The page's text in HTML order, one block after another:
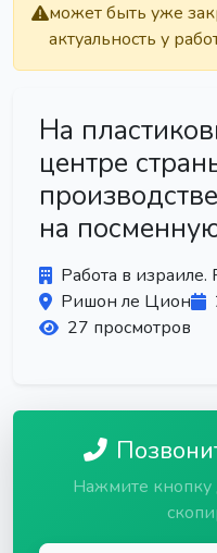
может быть уже
актуальность у
На
центре
на
Работа в израиле.
Ришон ле Цион
27 просмотров
Нажмите кнопку